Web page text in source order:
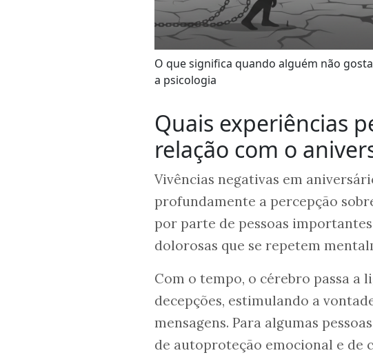
O que significa quando alguém não
a psicologia
Quais experiências
relação com o
Vivências negativas em
profundamente a percepção
por parte de pessoas
dolorosas que se repetem
Com o tempo, o cérebro passa a
decepções, estimulando a
mensagens. Para algumas
de autoproteção emocional e de